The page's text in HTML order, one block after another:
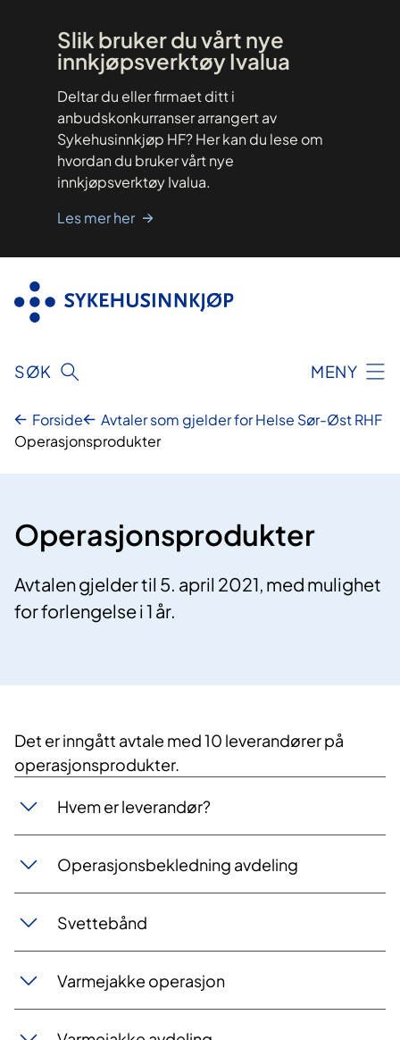
Slik bruker du vårt nye
innkjøpsverktøy Ivalua
Deltar du eller firmaet ditt i
anbudskonkurranser arrangert av
Sykehusinnkjøp HF? Her kan du lese om
hvordan du bruker vårt nye
innkjøpsverktøy Ivalua.
Les mer her
SØK MENY
Forside
Avtaler som gjelder for Helse Sør-Øst RHF
Operasjonsprodukter
Operasjonsprodukter
Avtalen gjelder til 5. april 2021, med mulighet
for forlengelse i 1 år.
Det er inngått avtale med 10 leverandører på
operasjonsprodukter.
Hvem er leverandør?
Operasjonsbekledning avdeling
Svettebånd
Varmejakke operasjon